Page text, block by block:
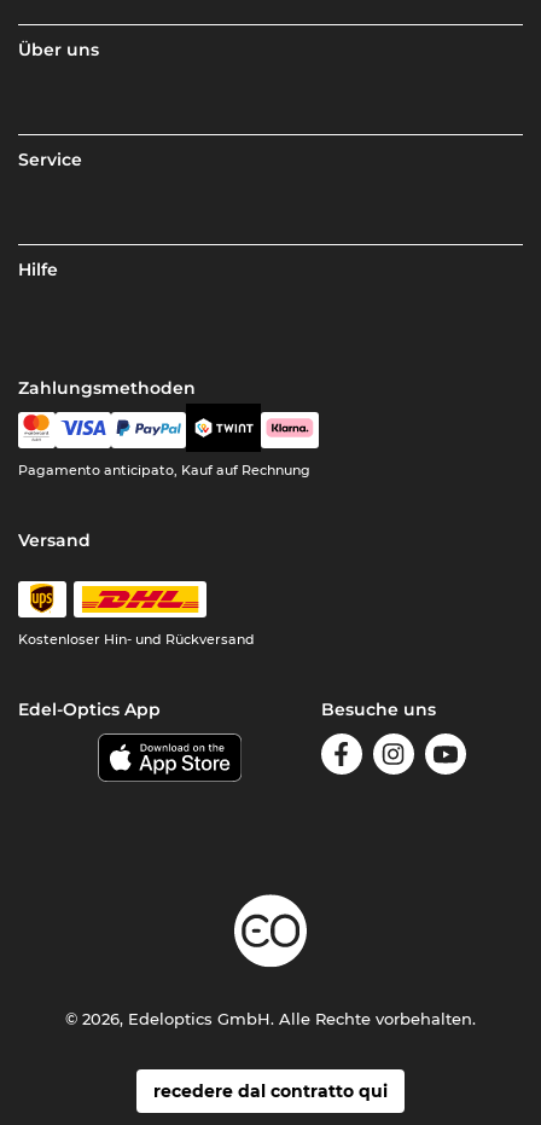
Über uns
Service
Hilfe
Zahlungsmethoden
Pagamento anticipato, Kauf auf Rechnung
Versand
Kostenloser Hin- und Rückversand
Edel-Optics App Besuche uns
recedere dal contratto qui
© 2026, Edeloptics GmbH. Alle Rechte vorbehalten.